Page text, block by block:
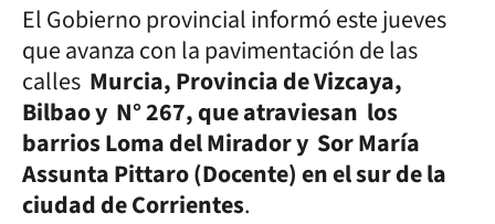
El Gobierno provincial informó este jueves
que avanza con la pavimentación de las
calles Murcia, Provincia de Vizcaya,
Bilbao y N° 267, que atraviesan los
barrios Loma del Mirador y Sor María
Assunta Pittaro (Docente) en el sur de la
ciudad de Corrientes.